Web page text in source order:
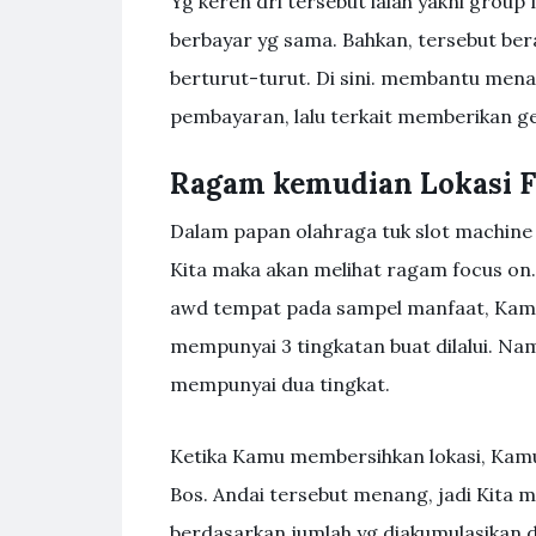
berbayar yg sama. Bahkan, tersebut
berturut-turut. Di sini. membantu
pembayaran, lalu terkait memberikan
Ragam kemudian Lokasi
Dalam papan olahraga tuk slot
Kita maka akan melihat ragam focus
awd tempat pada sampel manfaat,
mempunyai 3 tingkatan buat dilalui.
mempunyai dua tingkat.
Ketika Kamu membersihkan lokasi,
Bos. Andai tersebut menang, jadi Kita